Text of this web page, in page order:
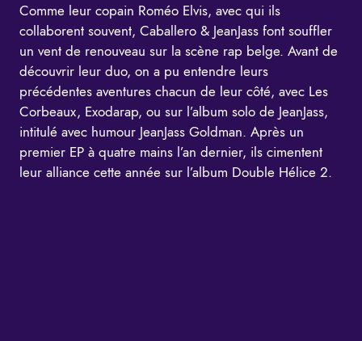
Comme leur copain Roméo Elvis, avec qui ils
collaborent souvent, Caballero & JeanJass font souffler
un vent de renouveau sur la scène rap belge. Avant de
découvrir leur duo, on a pu entendre leurs
précédentes aventures chacun de leur côté, avec Les
Corbeaux, Exodarap, ou sur l’album solo de JeanJass,
intitulé avec humour JeanJass Goldman. Après un
premier EP à quatre mains l’an dernier, ils cimentent
leur alliance cette année sur l’album Double Hélice 2.